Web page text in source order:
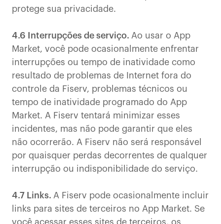
protege sua privacidade.
4.6 Interrupções de serviço. Ao usar o App
Market, você pode ocasionalmente enfrentar
interrupções ou tempo de inatividade como
resultado de problemas de Internet fora do
controle da Fiserv, problemas técnicos ou
tempo de inatividade programado do App
Market. A Fiserv tentará minimizar esses
incidentes, mas não pode garantir que eles
não ocorrerão. A Fiserv não será responsável
por quaisquer perdas decorrentes de qualquer
interrupção ou indisponibilidade do serviço.
4.7 Links. A Fiserv pode ocasionalmente incluir
links para sites de terceiros no App Market. Se
você acessar esses sites de terceiros, os